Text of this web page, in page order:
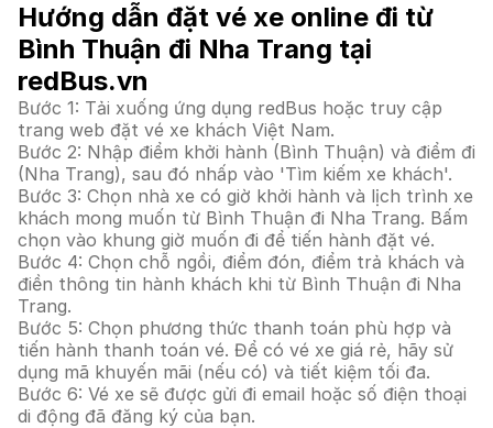
Hướng dẫn đặt vé xe online đi từ
Bình Thuận đi Nha Trang tại
redBus.vn
Bước 1: Tải xuống ứng dụng redBus hoặc truy cập
trang web đặt vé xe khách Việt Nam.
Bước 2: Nhập điểm khởi hành (Bình Thuận) và điểm đi
(Nha Trang), sau đó nhấp vào 'Tìm kiếm xe khách'.
Bước 3: Chọn nhà xe có giờ khởi hành và lịch trình xe
khách mong muốn từ Bình Thuận đi Nha Trang. Bấm
chọn vào khung giờ muốn đi để tiến hành đặt vé.
Bước 4: Chọn chỗ ngồi, điểm đón, điểm trả khách và
điền thông tin hành khách khi từ Bình Thuận đi Nha
Trang.
Bước 5: Chọn phương thức thanh toán phù hợp và
tiến hành thanh toán vé. Để có vé xe giá rẻ, hãy sử
dụng mã khuyến mãi (nếu có) và tiết kiệm tối đa.
Bước 6: Vé xe sẽ được gửi đi email hoặc số điện thoại
di động đã đăng ký của bạn.